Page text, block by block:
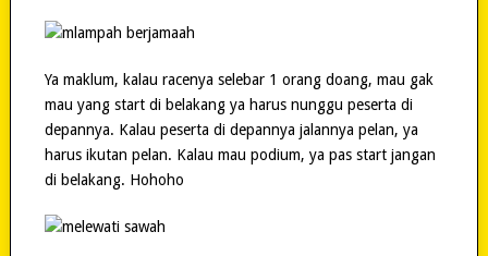
Ya maklum, kalau racenya selebar 1 orang doang, mau gak
mau yang start di belakang ya harus nunggu peserta di
depannya. Kalau peserta di depannya jalannya pelan, ya
harus ikutan pelan. Kalau mau podium, ya pas start jangan
di belakang. Hohoho